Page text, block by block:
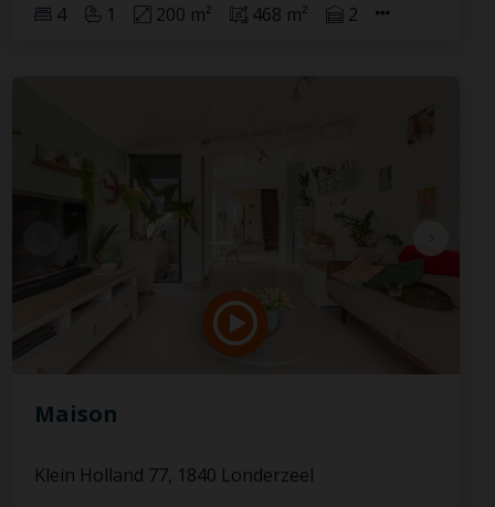
4 1 200 m² 468 m² 2
Maison
Klein Holland 77, 1840 Londerzeel